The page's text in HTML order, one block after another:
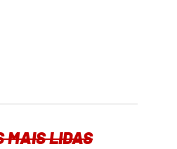
MAIS LIDAS